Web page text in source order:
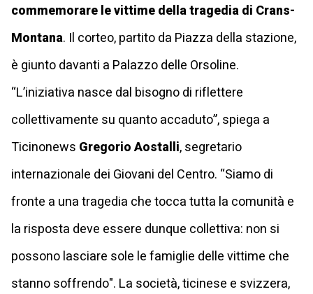
commemorare le vittime della tragedia di Crans-
Montana. Il corteo, partito da Piazza della stazione,
è giunto davanti a Palazzo delle Orsoline.
“L’iniziativa nasce dal bisogno di riflettere
collettivamente su quanto accaduto”, spiega a
Ticinonews Gregorio Aostalli, segretario
internazionale dei Giovani del Centro. “Siamo di
fronte a una tragedia che tocca tutta la comunità e
la risposta deve essere dunque collettiva: non si
possono lasciare sole le famiglie delle vittime che
stanno soffrendo". La società, ticinese e svizzera,